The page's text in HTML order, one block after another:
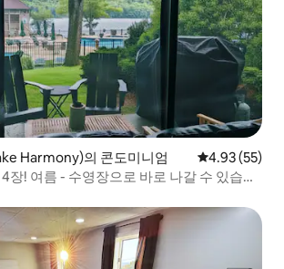
Harmony)의 콘도미니엄 평점 4.93점(5
4.93 (55)
장! 여름 - 수영장으로 바로 나갈 수 있습니